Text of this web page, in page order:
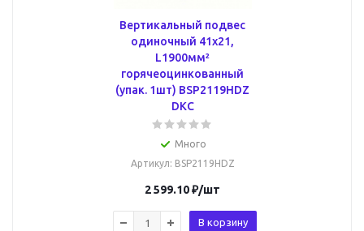
Вертикальный подвес
одиночный 41х21,
L1900мм²
горячеоцинкованный
(упак. 1шт) BSP2119HDZ
DKC
Много
Артикул: BSP2119HDZ
2 599.10₽/шт
В корзину